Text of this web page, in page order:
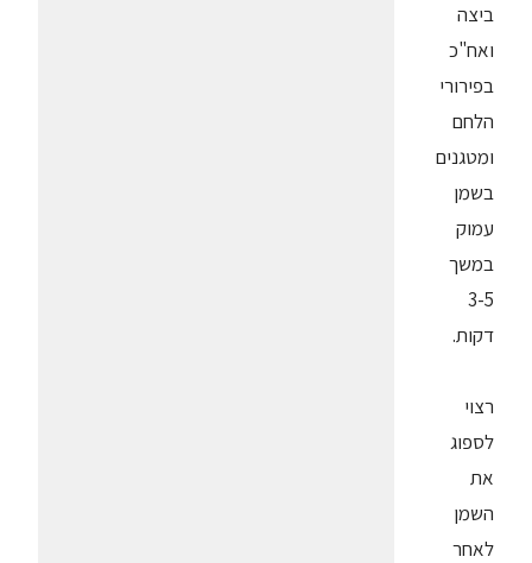
ביצה
ואח"כ
בפירורי
הלחם
ומטגנים
בשמן
עמוק
במשך
3-5
דקות.
רצוי
לספוג
את
השמן
לאחר